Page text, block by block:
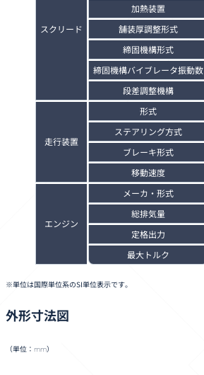
スクリード
加熱装置
舗装厚調整形式
締固機構形式
締固機構バイブレータ振動数
段差調整機構
走行装置
形式
ステアリング方式
ブレーキ形式
移動速度
エンジン
メーカ・形式
総排気量
定格出力
最大トルク
単位は国際単位系のSI単位表示です。
外形寸法図
（単位：mm）